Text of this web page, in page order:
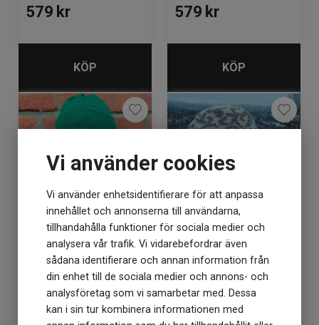
Vi använder cookies
Vi använder enhetsidentifierare för att anpassa
innehållet och annonserna till användarna,
tillhandahålla funktioner för sociala medier och
analysera vår trafik. Vi vidarebefordrar även
sådana identifierare och annan information från
din enhet till de sociala medier och annons- och
analysföretag som vi samarbetar med. Dessa
kan i sin tur kombinera informationen med
579 kr
KÖP
579 kr
KÖP
Mössa Alpaca vikkant
Lagerstatus: 10
Mössa Alpaca wallpaper
Lagerstatus: 4